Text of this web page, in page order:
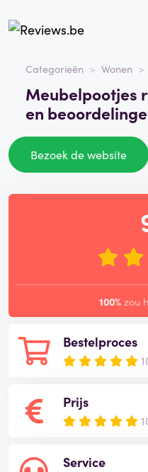
Categorieën Wonen
Meubelpootjes
en
Bezoek de website
Bestelproces
Prijs
Service
100% zou